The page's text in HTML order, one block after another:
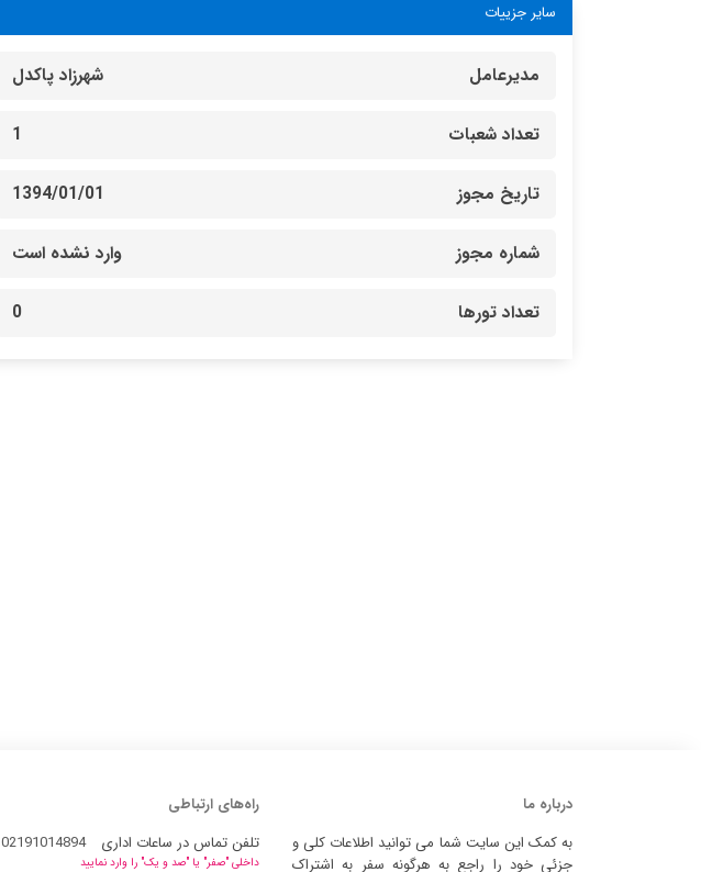
سایر جزییات
مدیرعامل شهرزاد پاکدل
تعداد شعبات 1
تاریخ مجوز 1394/01/01
شماره مجوز وارد نشده است
تعداد تورها 0
درباره ما
به کمک این سایت شما می توانید اطلاعات کلی و
جزئی خود را راجع به هرگونه سفر به اشتراک
راه‌های ارتباطی
تلفن تماس در ساعات اداری
02191014894
داخلی "صفر" یا "صد و یک" را وارد نمایید